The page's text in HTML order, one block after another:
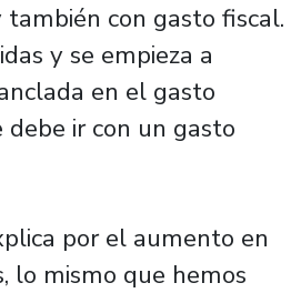
con gasto fiscal.
y se empieza a
en el gasto
ir con un gasto
por el aumento en
lo mismo que hemos